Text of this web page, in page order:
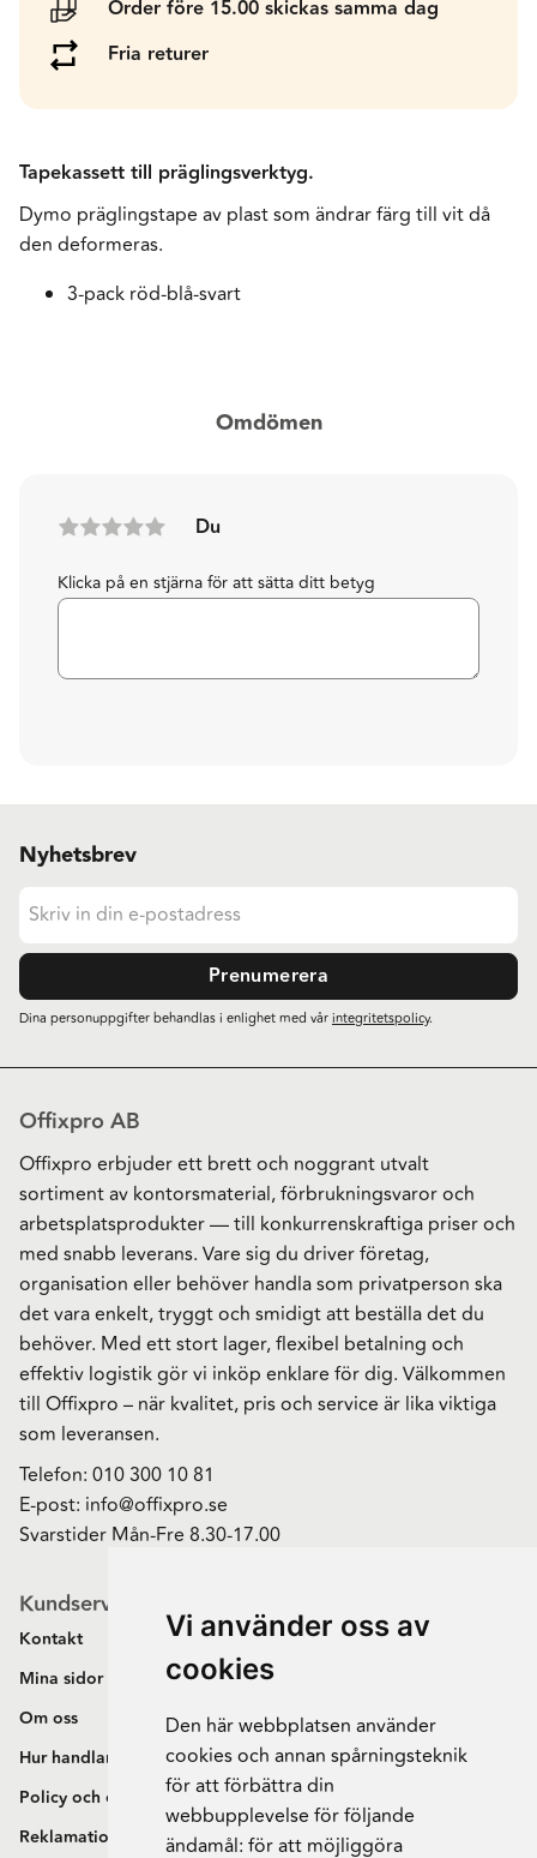
Vi använder oss av
cookies
Den här webbplatsen använder
cookies och annan spårningsteknik
för att förbättra din
webbupplevelse för följande
ändamål: för att möjliggöra
Order före 15.00 skickas samma dag
Fria returer
Tapekassett till präglingsverktyg.
Dymo präglingstape av plast som ändrar färg till vit då
den deformeras.
3-pack röd-blå-svart
Omdömen
Du
Klicka på en stjärna för att sätta ditt betyg
Nyhetsbrev
Prenumerera
Dina personuppgifter behandlas i enlighet med vårintegritetspolicy.
Offixpro AB
Offixpro erbjuder ett brett och noggrant utvalt
sortiment av kontorsmaterial, förbrukningsvaror och
arbetsplatsprodukter — till konkurrenskraftiga priser och
med snabb leverans. Vare sig du driver företag,
organisation eller behöver handla som privatperson ska
det vara enkelt, tryggt och smidigt att beställa det du
behöver. Med ett stort lager, flexibel betalning och
effektiv logistik gör vi inköp enklare för dig. Välkommen
till Offixpro – när kvalitet, pris och service är lika viktiga
som leveransen.
Telefon: 010 300 10 81
E-post: info@offixpro.se
Svarstider Mån-Fre 8.30-17.00
Kundservice
Kontakt
Mina sidor
Om oss
Hur handlar jag?
Policy och cookies
Reklamation och retur